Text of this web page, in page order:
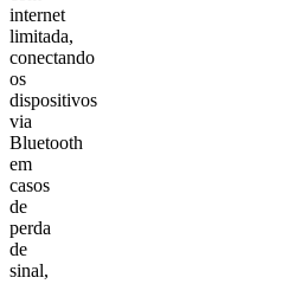
internet
limitada,
conectando
os
dispositivos
via
Bluetooth
em
casos
de
perda
de
sinal,